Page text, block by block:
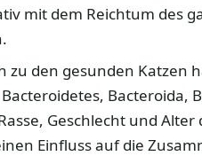
mit dem Reichtum des
zu den gesunden Katzen
Bacteroida,
Geschlecht und
Einfluss auf die